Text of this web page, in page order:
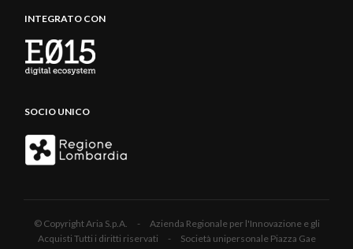
INTEGRATO CON
SOCIO UNICO
© Copyright Aria S.p.A. - Azienda Regionale per l'Innovazione e gli
Acquisti Tutti i diritti riservati - Società unipersonale Piazza Gae